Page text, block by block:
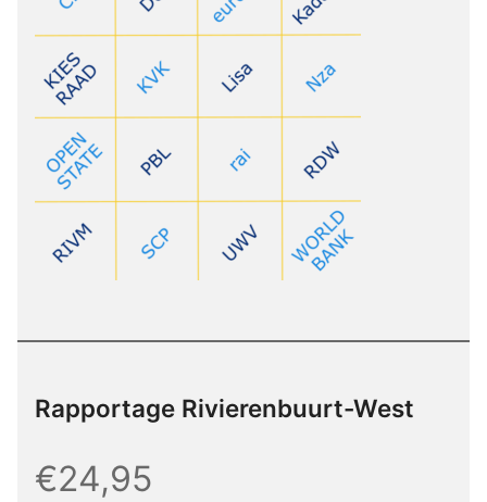
Rapportage Rivierenbuurt-West
€24,95